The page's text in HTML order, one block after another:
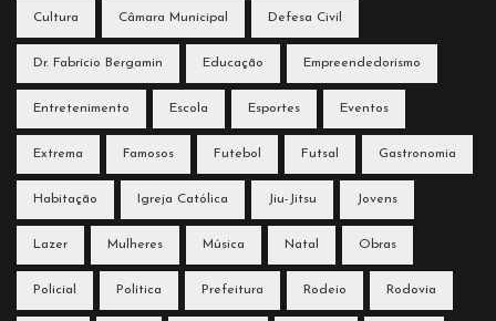
Cultura Câmara Municipal Defesa Civil
Dr. Fabrício Bergamin Educação Empreendedorismo
Entretenimento Escola Esportes Eventos
Extrema Famosos Futebol Futsal Gastronomia
Habitação Igreja Católica Jiu-Jitsu Jovens
Lazer Mulheres Música Natal Obras
Policial Política Prefeitura Rodeio Rodovia